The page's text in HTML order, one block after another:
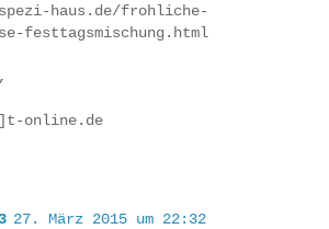
haus.de/frohliche-
festtagsmischung.html
online.de
27. März 2015 um 22:32